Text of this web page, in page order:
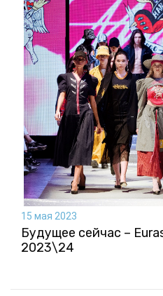
15 мая 2023
Будущее сейчас –
2023\24